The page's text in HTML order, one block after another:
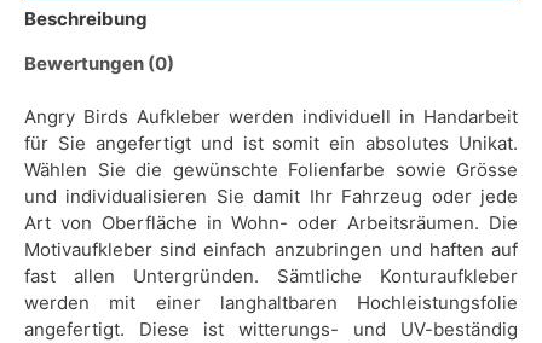
Beschreibung
Bewertungen (0)
Angry Birds Aufkleber werden individuell in Handarbeit
für Sie angefertigt und ist somit ein absolutes Unikat.
Wählen Sie die gewünschte Folienfarbe sowie Grösse
und individualisieren Sie damit Ihr Fahrzeug oder jede
Art von Oberfläche in Wohn- oder Arbeitsräumen. Die
Motivaufkleber sind einfach anzubringen und haften auf
fast allen Untergründen. Sämtliche Konturaufkleber
werden mit einer langhaltbaren Hochleistungsfolie
angefertigt. Diese ist witterungs- und UV-beständig